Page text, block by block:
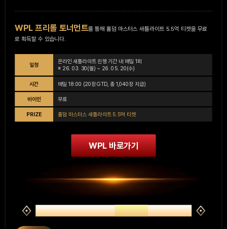
WPL 프리롤 토너먼트를 통해 홀덤 마스터스 새틀라이트 5.5억 티켓을 무료
로 획득할 수 있습니다.
일정
온라인 새틀라이트 진행 기간 내 매일 1회
※ 26. 03. 30(월) ~ 26. 05. 20(수)
시간 매일 18:00 (20장 GTD, 총 1,040장 지급)
바이인 무료
PRIZE 홀덤 마스터스 새틀라이트 5.5억 티켓
WPL 바로가기
제6회 홀덤 마스터스오프라인새틀라이트